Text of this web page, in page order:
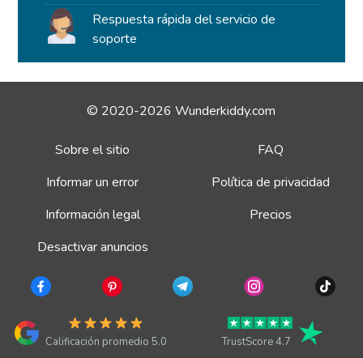
Respuesta rápida del servicio de
soporte
© 2020-2026 Wunderkiddy.com
Sobre el sitio
FAQ
Informar un error
Política de privacidad
Información legal
Precios
Desactivar anuncios
Calificación promedio 5.0 TrustScore 4.7